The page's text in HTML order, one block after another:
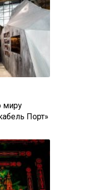
миру
Порт»